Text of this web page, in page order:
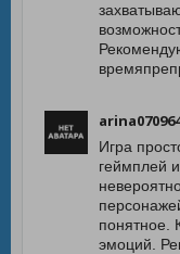
Игра
геймплей
понятное.
эмоций.